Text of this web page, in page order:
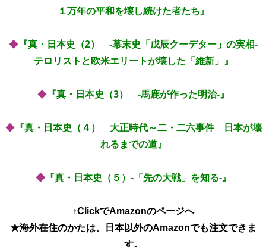
１万年の平和を壊し続けた者たち』
◆ 『真・日本史（2） -幕末史「戊辰クーデター」の実相-
テロリストと欧米エリートが壊した「維新」』
◆ 『真・日本史（3） -馬鹿が作った明治-』
◆『真・日本史（４） 大正時代～二・二六事件 日本が壊
れるまでの道』
◆『真・日本史（５）-「先の大戦」を知る-』
↑ClickでAmazonのページへ
★海外在住のかたは、日本以外のAmazonでも注文できま
す。